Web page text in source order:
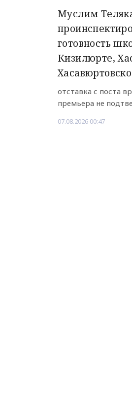
Муслим
готовность
Кизилюрте,
отставка с поста
премьера не
07.08.2026 00:47